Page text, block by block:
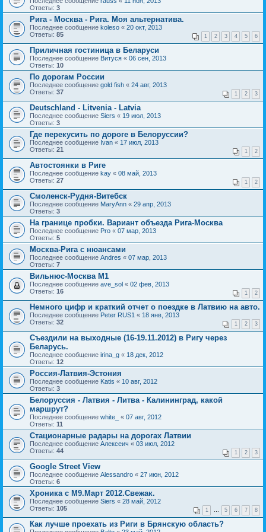
Ответы: 3
Рига - Москва - Рига. Моя альтернатива.
Последнее сообщение koleso « 20 окт, 2013
Ответы: 85 1 2 3 4 5 6
Приличная гостиница в Беларуси
Последнее сообщение Витуся « 06 сен, 2013
Ответы: 10
По дорогам России
Последнее сообщение gold fish « 24 авг, 2013
Ответы: 37 1 2 3
Deutschland - Litvenia - Latvia
Последнее сообщение Siers « 19 июл, 2013
Ответы: 3
Где перекусить по дороге в Белоруссии?
Последнее сообщение Ivan « 17 июл, 2013
Ответы: 21 1 2
Автостоянки в Риге
Последнее сообщение kay « 08 май, 2013
Ответы: 27 1 2
Смоленск-Рудня-Витебск
Последнее сообщение MaryAnn « 29 апр, 2013
Ответы: 3
На границе пробки. Вариант объезда Рига-Москва
Последнее сообщение Pro « 07 мар, 2013
Ответы: 5
Москва-Рига с нюансами
Последнее сообщение Andres « 07 мар, 2013
Ответы: 7
Вильнюс-Москва М1
Последнее сообщение ave_sol « 02 фев, 2013
Ответы: 16 1 2
Немного цифр и краткий отчет о поездке в Латвию на авто.
Последнее сообщение Peter RUS1 « 18 янв, 2013
Ответы: 32 1 2 3
Съездили на выходные (16-19.11.2012) в Ригу через
Беларусь.
Последнее сообщение irina_g « 18 дек, 2012
Ответы: 12
Россия-Латвия-Эстония
Последнее сообщение Katis « 10 авг, 2012
Ответы: 3
Белоруссия - Латвия - Литва - Калининград, какой
маршрут?
Последнее сообщение white_ « 07 авг, 2012
Ответы: 11
Стационарные радары на дорогах Латвии
Последнее сообщение Алексеич « 03 июл, 2012
Ответы: 44 1 2 3
Google Street View
Последнее сообщение Alessandro « 27 июн, 2012
Ответы: 6
Хроника с М9.Март 2012.Свежак.
Последнее сообщение Siers « 28 май, 2012
Ответы: 105 1 5 6 7 8
Как лучше проехать из Риги в Брянскую область?